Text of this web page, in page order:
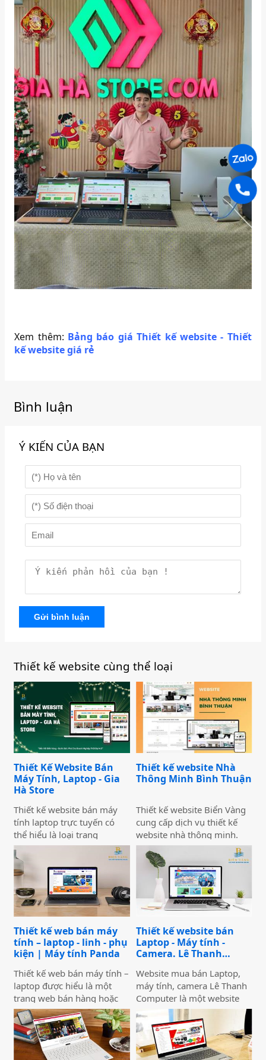
Xem thêm: Bảng báo giá Thiết kế website - Thiết
kế website giá rẻ
Bình luận
Ý KIẾN CỦA BẠN
Gửi bình luận
Thiết kế website cùng thể loại
Thiết Kế Website Bán
Máy Tính, Laptop - Gia
Hà Store
Thiết kế website bán máy
tính laptop trực tuyến có
thể hiểu là loại trang
website thường được dùng
để trưng bày và bán các sản
phẩm laptop đa dạng về
thương hiệu, mẫu mã, màu
sắc. Một trang web bán
laptop trực tuyến có thể
thương hiệu hoặc nhiều
thương hiệu và nó giúp cho
khách hàng có cái nhìn chân
thực khách quan hơn, tiếp
cận nhiều thông tin hơn về
sản phẩm mà họ đang lựa
chọn
Thiết kế website Nhà
Thông Minh Bình Thuận
Thiết kế website Biển Vàng
cung cấp dịch vụ thiết kế
website nhà thông minh.
Dịch vụ thiết kế website
Nhà Thông Minh cung cấp
giải pháp nhà thông minh
giúp các doanh nghiệp, cá
nhân quảng bá sản phẩm,
dịch vụ hiệu quả, tiếp cận
nâng cao thương hiệu.
Thiết kế web bán máy
tính – laptop - linh - phụ
kiện | Máy tính Panda
Thiết kế web bán máy tính –
laptop được hiểu là một
trang web bán hàng hoặc
trang thương mại điện tử
quy mô nhỏ chỉ chuyên
kinh doanh về các sản
phẩm công nghệ.
Thiết kế website bán
Laptop - Máy tính -
Camera. Lê Thanh
Website mua bán Laptop,
máy tính, camera Lê Thanh
Computer là một website
được đầu tư kỹ lưỡng về
giao diện và chức năng giúp
tối ưu hóa với các công cụ
tìm kiếm, giao diện bắt mắt,